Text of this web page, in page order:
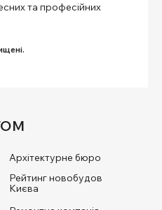
та професійних
Архітектурне бюро
Рейтинг новобудов
Києва